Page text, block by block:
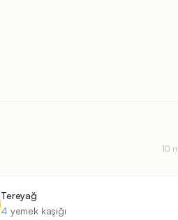
10
Tereyağ
4 yemek kaşığı